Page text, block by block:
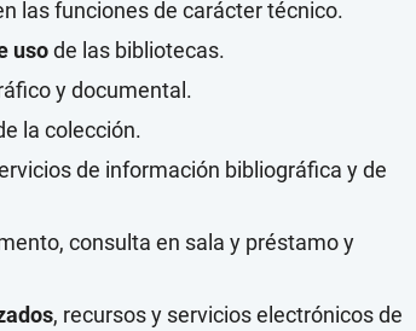
las funciones de carácter técnico.
usode las bibliotecas.
y documental.
la colección.
de información bibliográfica y de
consulta en sala y préstamo y
, recursos y servicios electrónicos de